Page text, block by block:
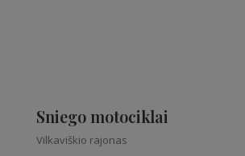
Sniego motociklai
Vilkaviškio rajonas